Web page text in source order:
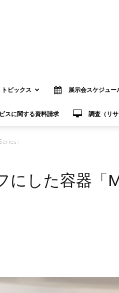
トピックス 展示会スケジュー
スに関する資料請求 調査（リ
」
にした容器「